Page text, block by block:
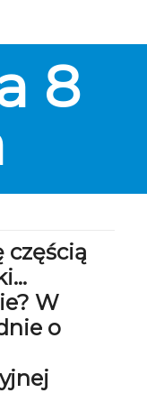
8
częścią
W
o